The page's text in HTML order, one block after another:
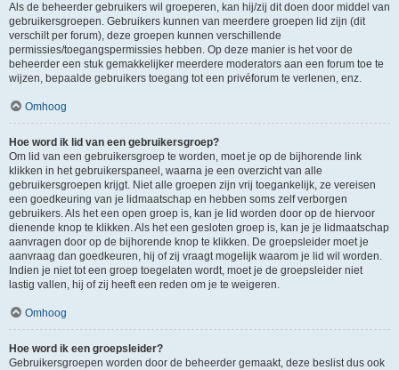
Als de beheerder gebruikers wil groeperen, kan hij/zij dit doen door middel van
gebruikersgroepen. Gebruikers kunnen van meerdere groepen lid zijn (dit
verschilt per forum), deze groepen kunnen verschillende
permissies/toegangspermissies hebben. Op deze manier is het voor de
beheerder een stuk gemakkelijker meerdere moderators aan een forum toe te
wijzen, bepaalde gebruikers toegang tot een privéforum te verlenen, enz.
Omhoog
Hoe word ik lid van een gebruikersgroep?
Om lid van een gebruikersgroep te worden, moet je op de bijhorende link
klikken in het gebruikerspaneel, waarna je een overzicht van alle
gebruikersgroepen krijgt. Niet alle groepen zijn vrij toegankelijk, ze vereisen
een goedkeuring van je lidmaatschap en hebben soms zelf verborgen
gebruikers. Als het een open groep is, kan je lid worden door op de hiervoor
dienende knop te klikken. Als het een gesloten groep is, kan je je lidmaatschap
aanvragen door op de bijhorende knop te klikken. De groepsleider moet je
aanvraag dan goedkeuren, hij of zij vraagt mogelijk waarom je lid wil worden.
Indien je niet tot een groep toegelaten wordt, moet je de groepsleider niet
lastig vallen, hij of zij heeft een reden om je te weigeren.
Omhoog
Hoe word ik een groepsleider?
Gebruikersgroepen worden door de beheerder gemaakt, deze beslist dus ook